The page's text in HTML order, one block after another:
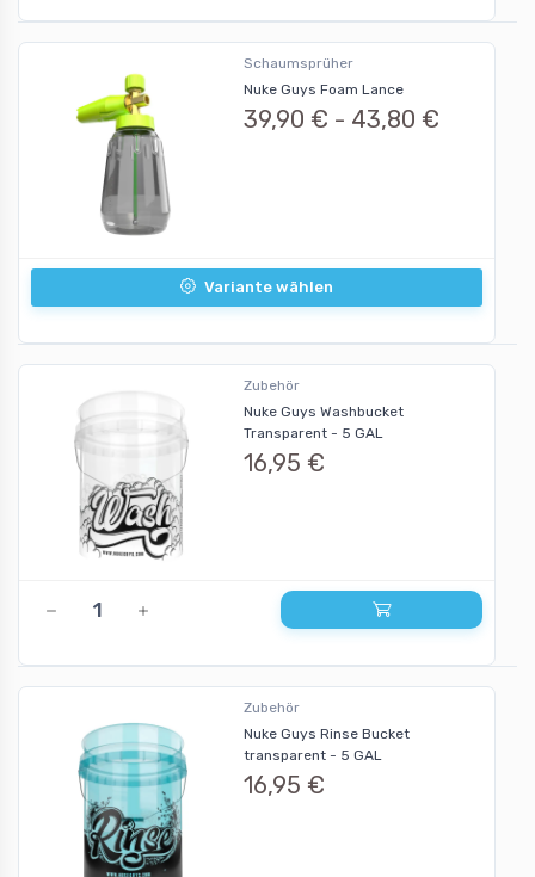
Schaumsprüher
Nuke Guys Foam Lance
39,90 € - 43,80 €
Variante wählen
Zubehör
Nuke Guys Washbucket
Transparent - 5 GAL
16,95 €
Zubehör
Nuke Guys Rinse Bucket
transparent - 5 GAL
16,95 €